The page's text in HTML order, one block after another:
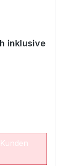
inklusive